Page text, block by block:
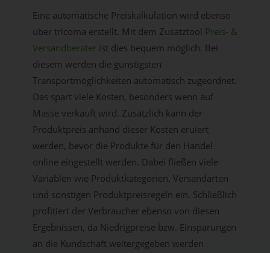
Eine automatische Preiskalkulation wird ebenso
über tricoma erstellt. Mit dem Zusatztool Preis- &
Versandberaterist dies bequem möglich. Bei
diesem werden die günstigsten
Transportmöglichkeiten automatisch zugeordnet.
Das spart viele Kosten, besonders wenn auf
Masse verkauft wird. Zusätzlich kann der
Produktpreis anhand dieser Kosten eruiert
werden, bevor die Produkte für den Handel
online eingestellt werden. Dabei fließen viele
Variablen wie Produktkategorien, Versandarten
und sonstigen Produktpreisregeln ein. Schließlich
profitiert der Verbraucher ebenso von diesen
Ergebnissen, da Niedrigpreise bzw. Einsparungen
an die Kundschaft weitergegeben werden